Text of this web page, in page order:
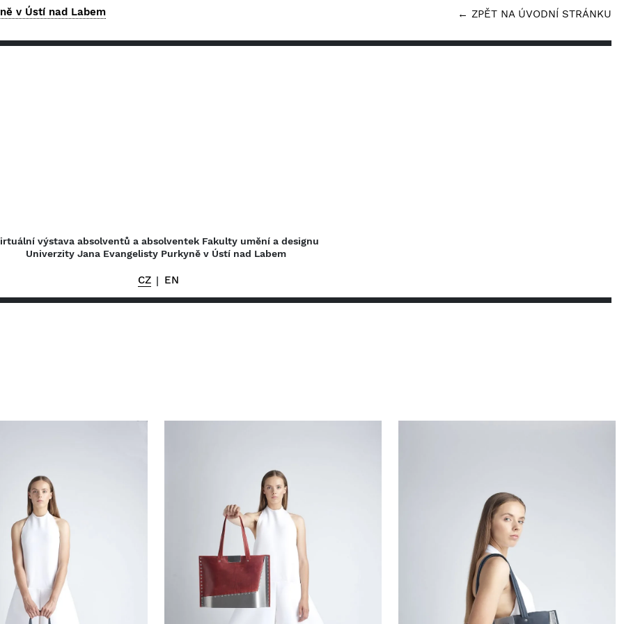
v Ústí nad Labem ← ZPĚT NA ÚVODNÍ STRÁNKU
výstava absolventů a absolventek Fakulty umění a designu
Univerzity Jana Evangelisty Purkyně v Ústí nad Labem
CZ | EN